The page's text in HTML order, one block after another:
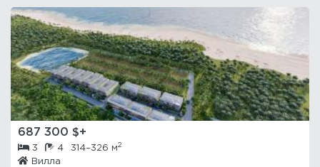
687 300 $+
3 4 314–326 м2
Вилла